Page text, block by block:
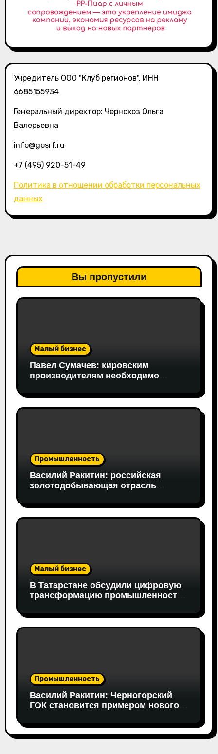
Учредитель ООО "Клуб регионов", ИНН
6685155934
Генеральный директор: Чернокоз Ольга
Валерьевна
info@gosrf.ru
+7 (495) 920-51-49
Политика в отношении обработки персональных
данных
Вы пропустили
Малый бизнес
Павел Сумачев: кировским
производителям необходимо
рынок
Промышленность
Василий Ракитин: российская
золотодобывающая отрасль
благодаря перестройке экспорта и
технологической устойчивости
Малый бизнес
В Татарстане обсудили цифровую
трансформацию промышленности:
участие вице-президент «Новой
Формации» Руслан Гайнуллин
Промышленность
Василий Ракитин: Черногорский
ГОК становится примером нового
горнопромышленных проектов